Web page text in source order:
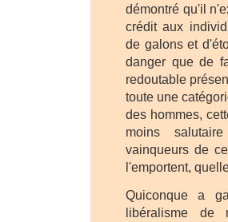
démontré qu'il
crédit aux
de galons et
danger que de
redoutable
toute une
des hommes,
moins
vainqueurs de
l'emportent,
Quiconque a
libéralisme de